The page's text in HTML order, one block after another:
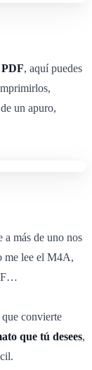
, aquí puedes
un apuro,
a más de uno nos
me lee el M4A,
convierte
que tú desees,